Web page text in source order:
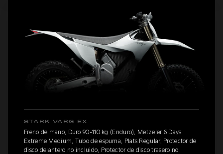
STARK VARG EX
Freno de mano, Duro 90-110 kg (Enduro), Metzeler 6 Days
Extreme Medium, Tubo de espuma, Plats Regular, Protector de
disco delantero no incluido, Protector de disco trasero no